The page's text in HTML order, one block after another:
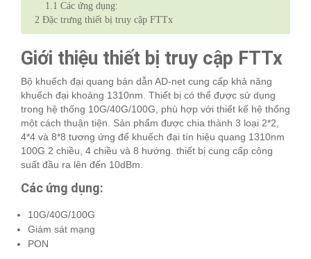
1.1 Các ứng dụng:
2 Đặc trưng thiết bị truy cập FTTx
Giới thiệu thiết bị truy cập FTTx
Bộ khuếch đại quang bán dẫn AD-net cung cấp khả năng
khuếch đại khoảng 1310nm. Thiết bị có thể được sử dụng
trong hệ thống 10G/40G/100G, phù hợp với thiết kế hệ thống
một cách thuận tiện. Sản phẩm được chia thành 3 loại 2*2,
4*4 và 8*8 tương ứng để khuếch đại tín hiệu quang 1310nm
100G 2 chiều, 4 chiều và 8 hướng. thiết bị cung cấp công
suất đầu ra lên đến 10dBm.
Các ứng dụng:
10G/40G/100G
Giám sát mạng
PON